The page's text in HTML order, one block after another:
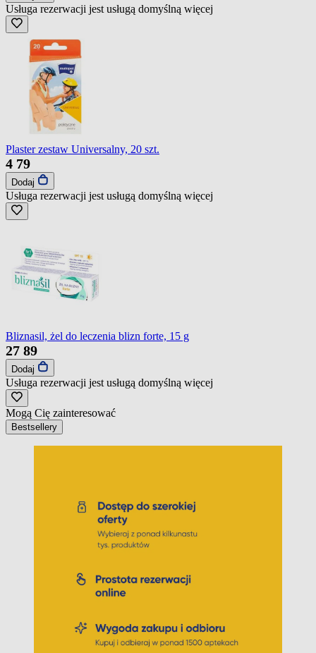
Usługa rezerwacji jest usługą domyślną więcej
Plaster zestaw Universalny, 20 szt.
4 79
Dodaj
Usługa rezerwacji jest usługą domyślną więcej
Bliznasil, żel do leczenia blizn forte, 15 g
27 89
Dodaj
Usługa rezerwacji jest usługą domyślną więcej
Mogą Cię zainteresować
Bestsellery